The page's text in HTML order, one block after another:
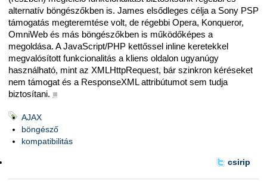
alternatív böngészőkben is. James elsődleges célja a Sony PSP
támogatás megteremtése volt, de régebbi Opera, Konqueror,
OmniWeb és más böngészőkben is működőképes a
megoldása. A JavaScript/PHP kettőssel inline keretekkel
megvalósított funkcionalitás a kliens oldalon ugyanúgy
használható, mint az XMLHttpRequest, bár szinkron kéréseket
nem támogat és a ResponseXML attribútumot sem tudja
biztosítani. ■
AJAX
böngésző
kompatibilitás
csirip